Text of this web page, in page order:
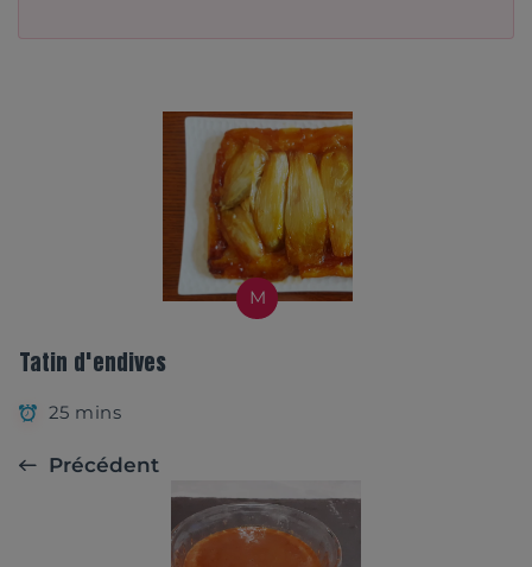
M
Tatin d'endives
25 mins
Précédent